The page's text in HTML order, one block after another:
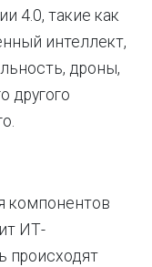
4.0, такие как
интеллект,
дроны,
другого
компонентов
ИТ-
происходят